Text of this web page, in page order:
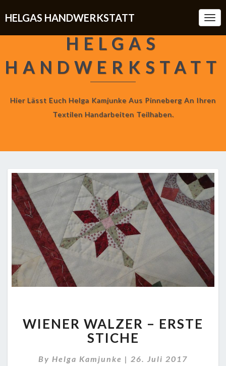
HELGAS HANDWERKSTATT
HELGAS
HANDWERKSTATT
Hier Lässt Euch Helga Kamjunke Aus Pinneberg An Ihren
Textilen Handarbeiten Teilhaben.
WALZER
–
ERSTE
STICHE
WIENER WALZER – ERSTE
STICHE
By Helga Kamjunke | 26. Juli 2017